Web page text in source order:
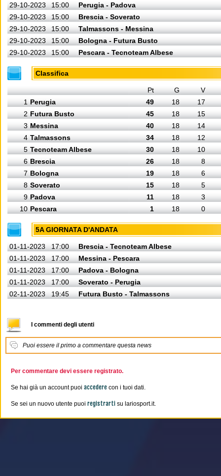
29-10-2023 15:00
Perugia - Padova
29-10-2023
15:00
Brescia - Soverato
29-10-2023
15:00
Talmassons - Messina
29-10-2023
15:00
Bologna - Futura Busto
29-10-2023
15:00 Pescara - Tecnoteam Albese
Classifica
Pt G
V
1 Perugia 49 18
17
2 Futura Busto 45 18
15
3 Messina 40 18
14
4 Talmassons 34 18
12
5 Tecnoteam Albese 30 18
10
6 Brescia 26 18
8
7 Bologna 19 18
6
8 Soverato 15 18
5
9 Padova 11 18
3
10 Pescara 1 18 0
5A GIORNATA D'ANDATA
01-11-2023 17:00
Brescia - Tecnoteam Albese
01-11-2023
17:00
Messina - Pescara
01-11-2023
17:00
Padova - Bologna
01-11-2023
17:00
Soverato - Perugia
02-11-2023
19:45 Futura Busto - Talmassons
I commenti degli utenti
Puoi essere il primo a commentare questa news
Per commentare devi essere registrato.
Se hai già un account puoi accedere con i tuoi dati.
Se sei un nuovo utente puoi registrarti su lariosport.it.